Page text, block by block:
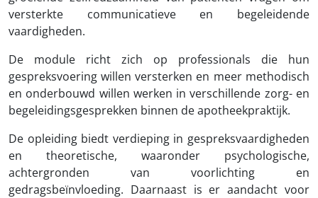
versterkte communicatieve en begeleidende
vaardigheden.
De module richt zich op professionals die hun
gespreksvoering willen versterken en meer methodisch
en onderbouwd willen werken in verschillende zorg- en
begeleidingsgesprekken binnen de apotheekpraktijk.
De opleiding biedt verdieping in gespreksvaardigheden
en theoretische, waaronder psychologische,
achtergronden van voorlichting en
gedragsbeïnvloeding. Daarnaast is er aandacht voor